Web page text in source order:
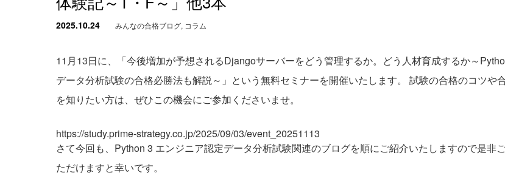
2025.10.24 みんなの合格ブログ, コラム
11月13日に、「今後増加が予想されるDjangoサーバーをどう管理するか。どう人材育成するか～
データ分析試験の合格必勝法も解説～」という無料セミナーを開催いたします。 試験の合格のコツや
を知りたい方は、ぜひこの機会にご参加くださいませ。
https://study.prime-strategy.co.jp/2025/09/03/event_20251113
さて今回も、Python 3 エンジニア認定データ分析試験関連のブログを順にご紹介いたしますので是非
ただけますと幸いです。